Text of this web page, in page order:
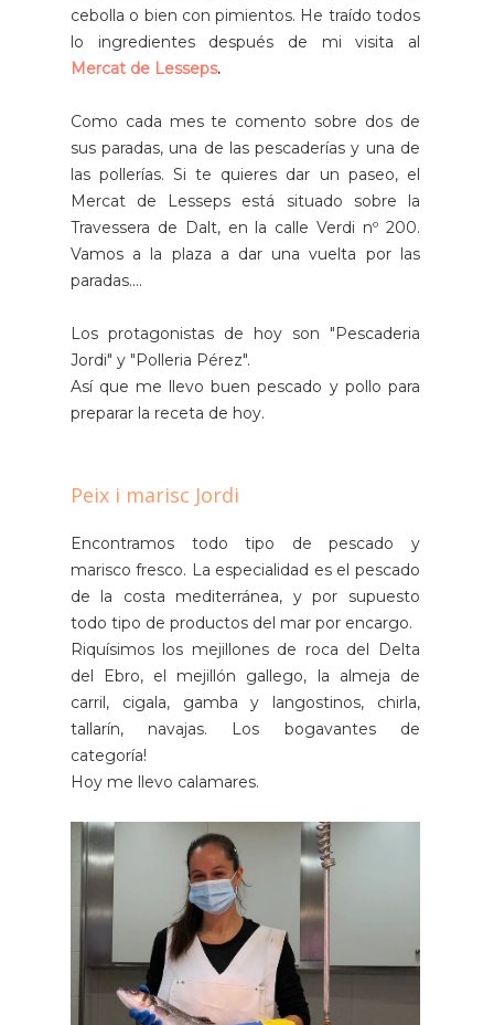
cebolla o bien con pimientos. He traído todos
lo ingredientes después de mi visita al
Mercat de Lesseps.
Como cada mes te comento sobre dos de
sus paradas, una de las pescaderías y una de
las pollerías. Si te quieres dar un paseo, el
Mercat de Lesseps está situado sobre la
Travessera de Dalt, en la calle Verdi nº 200.
Vamos a la plaza a dar una vuelta por las
paradas....
Los protagonistas de hoy son "Pescaderia
Jordi" y "Polleria Pérez".
Así que me llevo buen pescado y pollo para
preparar la receta de hoy.
Peix i marisc Jordi
Encontramos todo tipo de pescado y
marisco fresco. La especialidad es el pescado
de la costa mediterránea, y por supuesto
todo tipo de productos del mar por encargo.
Riquísimos los mejillones de roca del Delta
del Ebro, el mejillón gallego, la almeja de
carril, cigala, gamba y langostinos, chirla,
tallarín, navajas. Los bogavantes de
categoría!
Hoy me llevo calamares.